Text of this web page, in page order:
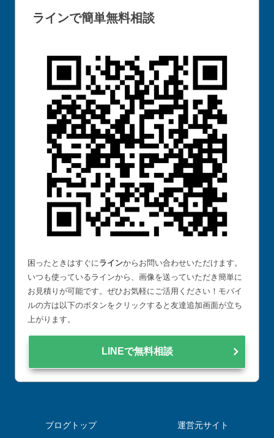
ラインで簡単無料相談
困ったときはすぐに ラインからお問い合わせいただけます。
いつも使っているラインから、画像を送っていただき簡単に
お見積りが可能です。ぜひお気軽にご活用ください！モバイ
ルの方は以下のボタンをクリックすると友達追加画面が立ち
上がります。
LINEで無料相談
ブログトップ 運営元サイト